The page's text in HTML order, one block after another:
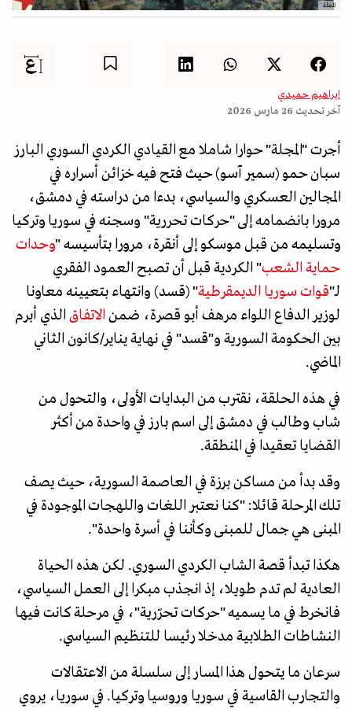
المجلة
إبراهيم حميدي
آخر تحديث 26 مارس 2026
أجرت "المجلة" حوارا شاملا مع القيادي الكردي السوري البارز
سبان حمو (سمير آسو) حيث فتح فيه خزائن أسراره في
المجالين العسكري والسياسي، بدءا من دراسته في دمشق،
مرورا بانضمامه إلى "حركات تحررية" وسجنه في سوريا وتركيا
وتسليمه من قبل موسكو إلى أنقرة، مرورا بتأسيسه "وحدات
حماية الشعب" الكردية قبل أن تصبح العمود الفقري
لـ"قوات سوريا الديمقرطية" (قسد) وانتهاء بتعيينه معاونا
لوزير الدفاع اللواء مرهف أبو قصرة، ضمن الاتفاق الذي أبرم
بين الحكومة السورية و"قسد" في نهاية يناير/كانون الثاني
الماضي.
في هذه الحلقة، نقترب من البدايات الأولى، والتحول من
شاب وطالب في دمشق إلى اسم بارز في واحدة من أكثر
القضايا تعقيدا في المنطقة.
وقد بدأ من مساكن برزة في العاصمة السورية، حيث يصف
تلك المرحلة قائلا: "كنا نعتبر اللغات واللهجات الموجودة في
المبنى هي جمال للمبنى وكأننا في أسرة واحدة".
هكذا تبدأ قصة الشاب الكردي السوري. لكن هذه الحياة
العادية لم تدم طويلا، إذ انجذب مبكرا إلى العمل السياسي،
فانخرط في ما يسميه "حركات تحرّرية"، في مرحلة كانت فيها
النشاطات الطلابية مدخلا رئيسا للتنظيم السياسي.
سرعان ما يتحول هذا المسار إلى سلسلة من الاعتقالات
والتجارب القاسية في سوريا وروسيا وتركيا. في سوريا، يروي